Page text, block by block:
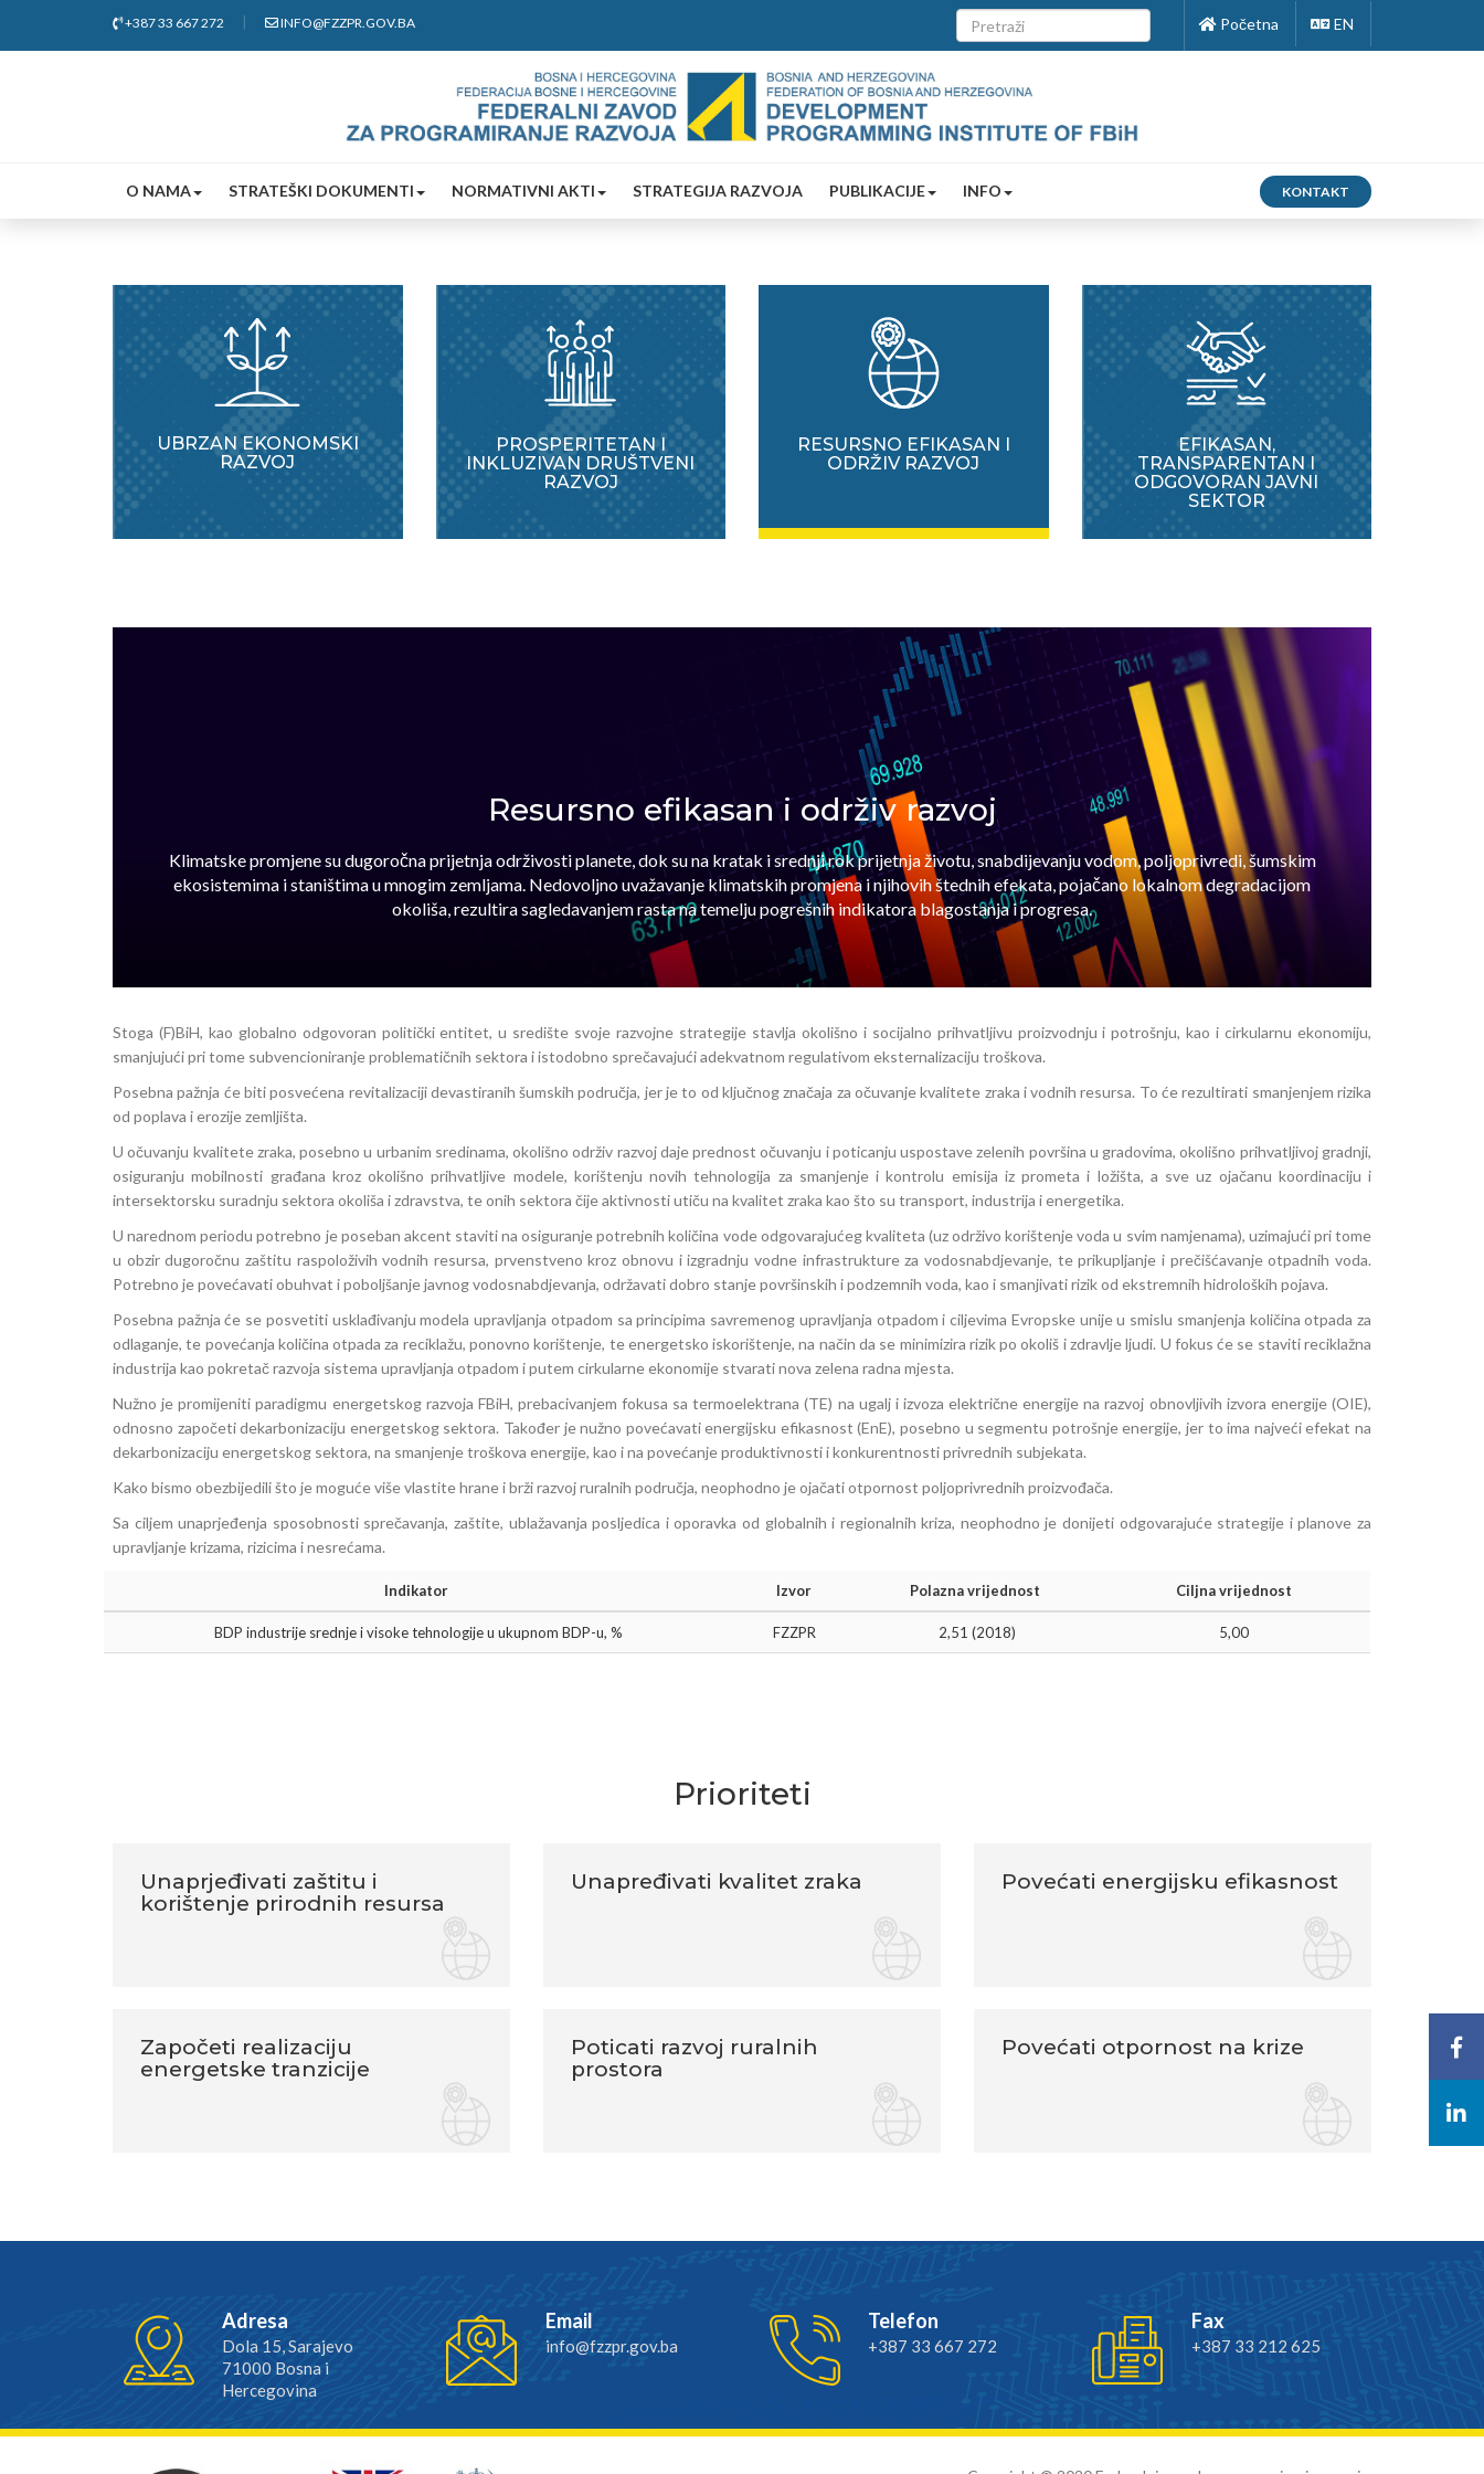
+387 33 667 272 INFO@FZZPR.GOV.BA Početna EN
O NAMA STRATEŠKI DOKUMENTI NORMATIVNI AKTI STRATEGIJA RAZVOJA PUBLIKACIJE INFO KONTAKT
UBRZAN EKONOMSKI
RAZVOJ
PROSPERITETAN I
INKLUZIVAN DRUŠTVENI
RAZVOJ
RESURSNO EFIKASAN I
ODRŽIV RAZVOJ
EFIKASAN,
TRANSPARENTAN I
ODGOVORAN JAVNI
SEKTOR
Resursno efikasan i održiv razvoj
Klimatske promjene su dugoročna prijetnja održivosti planete, dok su na kratak i srednji rok prijetnja životu, snabdijevanju vodom, poljoprivredi, šumskim
ekosistemima i staništima u mnogim zemljama. Nedovoljno uvažavanje klimatskih promjena i njihovih štednih efekata, pojačano lokalnom degradacijom
okoliša, rezultira sagledavanjem rasta na temelju pogrešnih indikatora blagostanja i progresa.
Stoga (F)BiH, kao globalno odgovoran politički entitet, u središte svoje razvojne strategije stavlja okolišno i socijalno prihvatljivu proizvodnju i potrošnju, kao i cirkularnu ekonomiju,
smanjujući pri tome subvencioniranje problematičnih sektora i istodobno sprečavajući adekvatnom regulativom eksternalizaciju troškova.
Posebna pažnja će biti posvećena revitalizaciji devastiranih šumskih područja, jer je to od ključnog značaja za očuvanje kvalitete zraka i vodnih resursa. To će rezultirati smanjenjem rizika
od poplava i erozije zemljišta.
U očuvanju kvalitete zraka, posebno u urbanim sredinama, okolišno održiv razvoj daje prednost očuvanju i poticanju uspostave zelenih površina u gradovima, okolišno prihvatljivoj gradnji,
osiguranju mobilnosti građana kroz okolišno prihvatljive modele, korištenju novih tehnologija za smanjenje i kontrolu emisija iz prometa i ložišta, a sve uz ojačanu koordinaciju i
intersektorsku suradnju sektora okoliša i zdravstva, te onih sektora čije aktivnosti utiču na kvalitet zraka kao što su transport, industrija i energetika.
U narednom periodu potrebno je poseban akcent staviti na osiguranje potrebnih količina vode odgovarajućeg kvaliteta (uz održivo korištenje voda u svim namjenama), uzimajući pri tome
u obzir dugoročnu zaštitu raspoloživih vodnih resursa, prvenstveno kroz obnovu i izgradnju vodne infrastrukture za vodosnabdjevanje, te prikupljanje i prečišćavanje otpadnih voda.
Potrebno je povećavati obuhvat i poboljšanje javnog vodosnabdjevanja, održavati dobro stanje površinskih i podzemnih voda, kao i smanjivati rizik od ekstremnih hidroloških pojava.
Posebna pažnja će se posvetiti usklađivanju modela upravljanja otpadom sa principima savremenog upravljanja otpadom i ciljevima Evropske unije u smislu smanjenja količina otpada za
odlaganje, te povećanja količina otpada za reciklažu, ponovno korištenje, te energetsko iskorištenje, na način da se minimizira rizik po okoliš i zdravlje ljudi. U fokus će se staviti reciklažna
industrija kao pokretač razvoja sistema upravljanja otpadom i putem cirkularne ekonomije stvarati nova zelena radna mjesta.
Nužno je promijeniti paradigmu energetskog razvoja FBiH, prebacivanjem fokusa sa termoelektrana (TE) na ugalj i izvoza električne energije na razvoj obnovljivih izvora energije (OIE),
odnosno započeti dekarbonizaciju energetskog sektora. Također je nužno povećavati energijsku efikasnost (EnE), posebno u segmentu potrošnje energije, jer to ima najveći efekat na
dekarbonizaciju energetskog sektora, na smanjenje troškova energije, kao i na povećanje produktivnosti i konkurentnosti privrednih subjekata.
Kako bismo obezbijedili što je moguće više vlastite hrane i brži razvoj ruralnih područja, neophodno je ojačati otpornost poljoprivrednih proizvođača.
Sa ciljem unaprjeđenja sposobnosti sprečavanja, zaštite, ublažavanja posljedica i oporavka od globalnih i regionalnih kriza, neophodno je donijeti odgovarajuće strategije i planove za
upravljanje krizama, rizicima i nesrećama.
Indikator Izvor Polazna vrijednost Ciljna vrijednost
BDP industrije srednje i visoke tehnologije u ukupnom BDP-u, % FZZPR 2,51 (2018) 5,00
Prioriteti
Unaprjeđivati zaštitu i
korištenje prirodnih resursa
Unapređivati kvalitet zraka Povećati energijsku efikasnost
Započeti realizaciju
energetske tranzicije
Poticati razvoj ruralnih
prostora
Povećati otpornost na krize
Adresa
Dola 15, Sarajevo
71000 Bosna i
Hercegovina
Email
info@fzzpr.gov.ba
Telefon
+387 33 667 272
Fax
+387 33 212 625